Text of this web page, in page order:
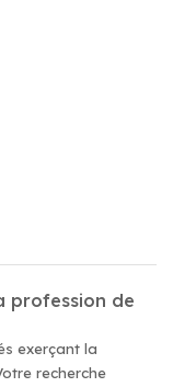
profession de
exerçant la
recherche